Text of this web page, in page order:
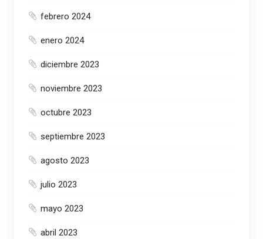
febrero 2024
enero 2024
diciembre 2023
noviembre 2023
octubre 2023
septiembre 2023
agosto 2023
julio 2023
mayo 2023
abril 2023